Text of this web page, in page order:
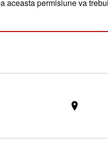
aceasta permisiune va